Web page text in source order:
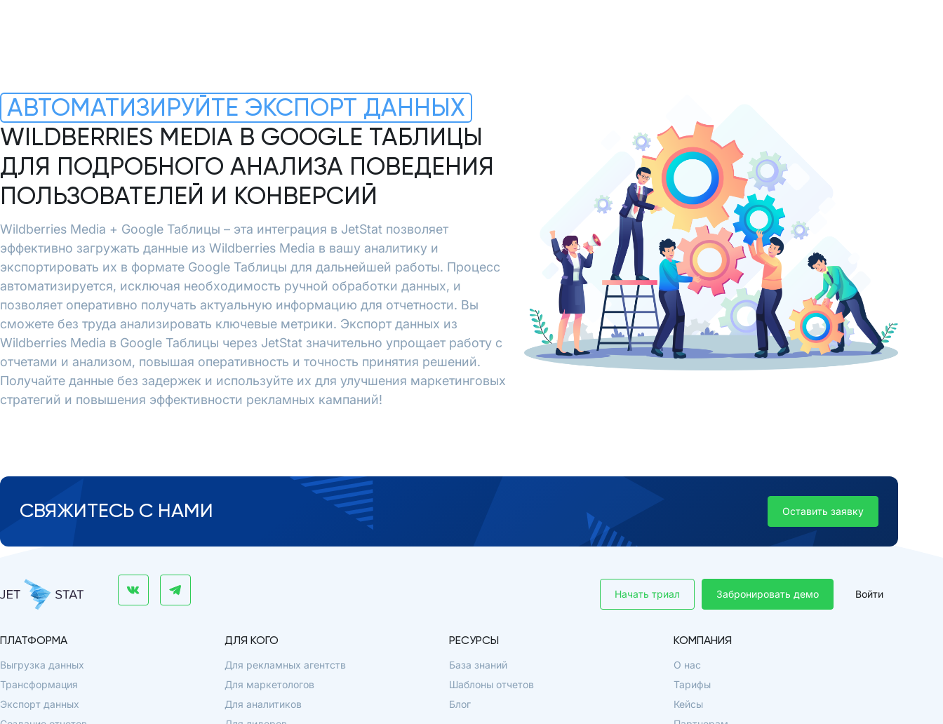
АВТОМАТИЗИРУЙТЕ ЭКСПОРТ ДАННЫХ
WILDBERRIES MEDIA В GOOGLE ТАБЛИЦЫ
ДЛЯ ПОДРОБНОГО АНАЛИЗА ПОВЕДЕНИЯ
ПОЛЬЗОВАТЕЛЕЙ И КОНВЕРСИЙ
Wildberries Media + Google Таблицы – эта интеграция в JetStat позволяет
эффективно загружать данные из Wildberries Media в вашу аналитику и
экспортировать их в формате Google Таблицы для дальнейшей работы. Процесс
автоматизируется, исключая необходимость ручной обработки данных, и
позволяет оперативно получать актуальную информацию для отчетности. Вы
сможете без труда анализировать ключевые метрики. Экспорт данных из
Wildberries Media в Google Таблицы через JetStat значительно упрощает работу с
отчетами и анализом, повышая оперативность и точность принятия решений.
Получайте данные без задержек и используйте их для улучшения маркетинговых
стратегий и повышения эффективности рекламных кампаний!
СВЯЖИТЕСЬ С НАМИ Оставить заявку
Забронировать демо
Начать триал Войти
ПЛАТФОРМА
Выгрузка данных
Трансформация
Экспорт данных
ДЛЯ КОГО
Для рекламных агентств
Для маркетологов
Для аналитиков
РЕСУРСЫ
База знаний
Шаблоны отчетов
Блог
КОМПАНИЯ
О нас
Тарифы
Кейсы